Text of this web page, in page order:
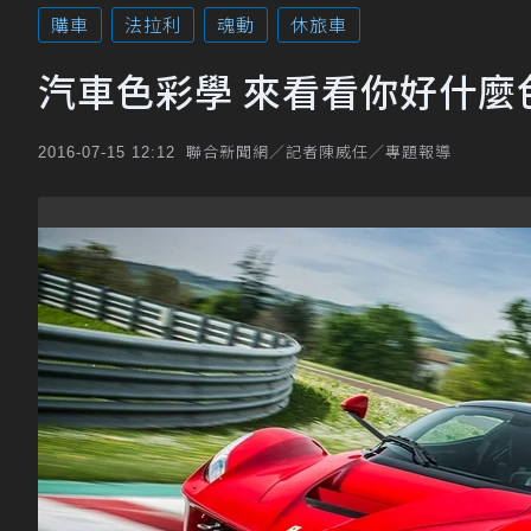
購車 法拉利 魂動 休旅車
汽車色彩學 來看看你好什麼
2016-07-15 12:12 聯合新聞網／記者陳威任／專題報導